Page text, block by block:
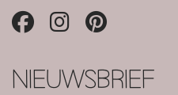
NIEUWSBRIEF